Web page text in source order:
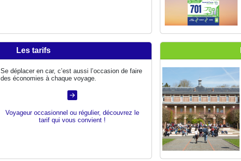
Les tarifs
Se déplacer en car, c’est aussi l’occasion de faire
des économies à chaque voyage.
Voyageur occasionnel ou régulier, découvrez le
tarif qui vous convient !